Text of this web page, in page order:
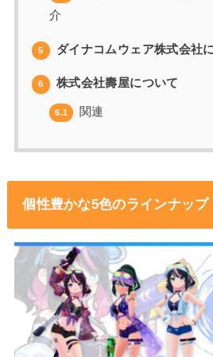
介
5 ダイナコムウェア株式会社
6 株式会社壽屋について
6.1 関連
個性豊かな5色のラインナップ